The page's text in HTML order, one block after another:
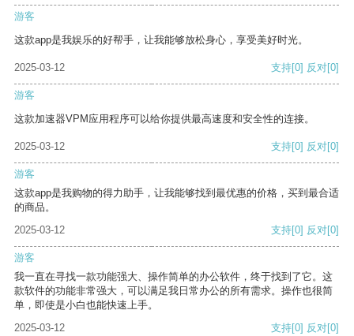
游客
这款app是我娱乐的好帮手，让我能够放松身心，享受美好时光。
2025-03-12 支持[0] 反对[0]
游客
这款加速器VPM应用程序可以给你提供最高速度和安全性的连接。
2025-03-12 支持[0] 反对[0]
游客
这款app是我购物的得力助手，让我能够找到最优惠的价格，买到最合适
的商品。
2025-03-12
支持[0] 反对[0]
游客
我一直在寻找一款功能强大、操作简单的办公软件，终于找到了它。这
款软件的功能非常强大，可以满足我日常办公的所有需求。操作也很简
单，即使是小白也能快速上手。
2025-03-12
支持[0] 反对[0]